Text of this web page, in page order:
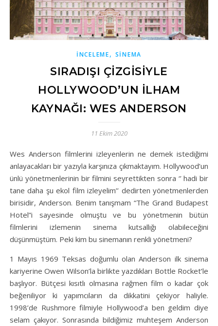
İNCELEME, SINEMA
SIRADIŞI ÇİZGİSİYLE
HOLLYWOOD’UN İLHAM
KAYNAĞI: WES ANDERSON
11 Ekim 2020
Wes Anderson filmlerini izleyenlerin ne demek istediğimi
anlayacakları bir yazıyla karşınıza çıkmaktayım. Hollywood’un
ünlü yönetmenlerinin bir filmini seyrettikten sonra ‘’ hadi bir
tane daha şu ekol film izleyelim’’ dedirten yönetmenlerden
birisidir, Anderson. Benim tanışmam “The Grand Budapest
Hotel”i sayesinde olmuştu ve bu yönetmenin bütün
filmlerini izlemenin sinema kutsallığı olabileceğini
düşünmüştüm. Peki kim bu sinemanın renkli yönetmeni?
1 Mayıs 1969 Teksas doğumlu olan Anderson ilk sinema
kariyerine Owen Wilson’la birlikte yazdıkları Bottle Rocket’le
başlıyor. Bütçesi kısıtlı olmasına rağmen film o kadar çok
beğeniliyor ki yapımcıların da dikkatini çekiyor haliyle.
1998’de Rushmore filmiyle Hollywood’a ben geldim diye
selam çakıyor. Sonrasında bildiğimiz muhteşem Anderson